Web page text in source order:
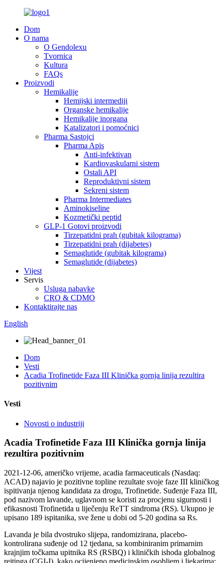
Dom
O nama
O Gendolexu
Tvornica
Kultura
FAQs
Proizvodi
Hemikalije
Hemijski intermediji
Organske hemikalije
Hemikalije inorgana
Katalizatori i pomoćnici
Pharma Sastojci
Pharma Apis
Anti-infektivan
Kardiovaskularni sistem
Ostali API
Reproduktivni sistem
Sekreni sistem
Pharma Intermediates
Aminokiseline
Kozmetički peptid
GLP-1 Gotovi proizvodi
Tirzepatidni prah (gubitak kilograma)
Tirzepatidni prah (dijabetes)
Semaglutide (gubitak kilograma)
Semaglutide (dijabetes)
Vijest
Servis
Usluga nabavke
CRO & CDMO
Kontaktirajte nas
English
Dom
Vesti
Acadia Trofinetide Faza III Klinička gornja linija rezultira
pozitivnim
Vesti
Novosti o industriji
Acadia Trofinetide Faza III Klinička gornja linija
rezultira pozitivnim
2021-12-06, američko vrijeme, acadia farmaceuticals (Nasdaq:
ACAD) najavio je pozitivne topline rezultate svoje faze III kliničkog
ispitivanja njenog kandidata za drogu, Trofinetide. Suđenje Faza III,
pod nazivom lavande, uglavnom se koristi za procjenu sigurnosti i
efikasnosti Trofinetida u liječenju ReTT sindroma (RS). Ukupno je
upisano 189 ispitanika, sve žene u dobi od 5-20 godina sa Rs.
Lavanda je bila dvostruko slijepa, randomizirana, placebo-
kontrolirana suđenje od 12 tjedana, sa kombiniranim primarnim
krajnjim točkama upitnika RS (RSBQ) i kliničkih ishoda globalnog
rejtinga (CGI-I), kako ocijenjeno medicinskim osobljem i ljekarima;